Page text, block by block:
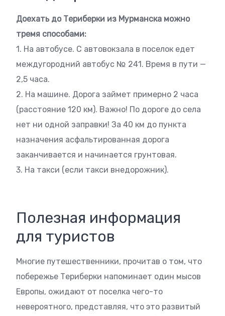
Доехать до Териберки из Мурманска можно
тремя способами:
1. На автобусе. С автовокзала в поселок едет
междугородний автобус № 241. Время в пути —
2,5 часа.
2. На машине. Дорога займет примерно 2 часа
(расстояние 120 км). Важно! По дороге до села
нет ни одной заправки! За 40 км до пункта
назначения асфальтированная дорога
заканчивается и начинается грунтовая.
3. На такси (если такси внедорожник).
Полезная информация
для туристов
Многие путешественники, прочитав о том, что
побережье Териберки напоминает один мысов
Европы, ожидают от поселка чего-то
невероятного, представляя, что это развитый